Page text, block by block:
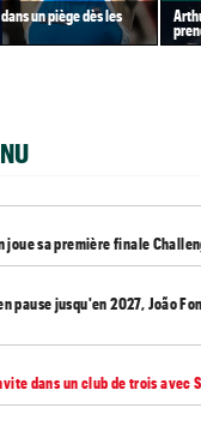
un piège dès les
joue sa première finale
pause jusqu'en 2027, João
dans un club de trois avec